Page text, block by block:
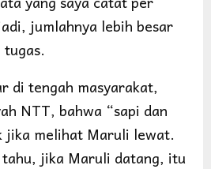
jumlahnya lebih besar
di tengah masyarakat,
NTT, bahwa “sapi dan
jika melihat Maruli lewat.
tahu, jika Maruli datang, itu